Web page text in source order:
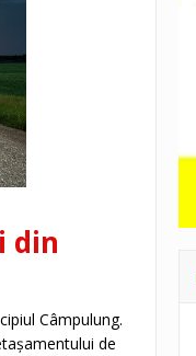
din
Câmpulung.
de